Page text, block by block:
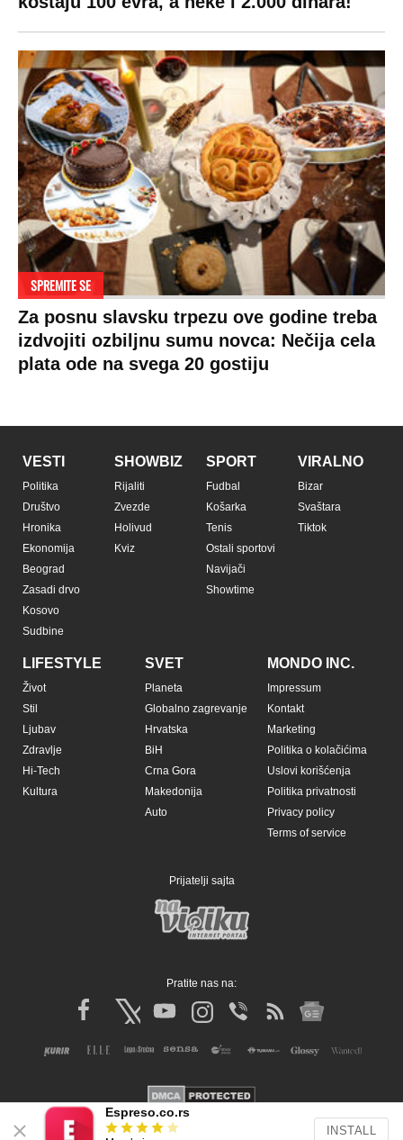
Društvo
Hronika
Ekonomija
Beograd
Zasadi drvo
Kosovo
Sudbine
Zvezde
Holivud
Kviz
Košarka
Ostali sportovi
Navijači
Showtime
Svaštara
Tiktok
LIFESTYLE
Život
Stil
Ljubav
Zdravlje
Hi-Tech
Kultura
SVET
Planeta
Globalno zagrevanje
Hrvatska
BiH
Crna Gora
Makedonija
Auto
MONDO INC.
Impressum
Kontakt
Marketing
Politika o kolačićima
Uslovi korišćenja
Politika privatnosti
Privacy policy
Terms of service
Pratite nas na:
Copyright © Espreso.co.rs 2026. Sva prava zadržana. Mondo inc.
Espreso.co.rs
INSTALL